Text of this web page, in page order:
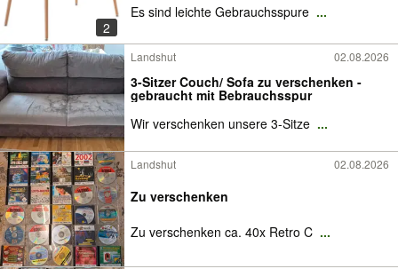
2
Es sind leichte Gebrauchsspure ...
Landshut 02.08.2026
3-Sitzer Couch/ Sofa zu verschenken -
gebraucht mit Bebrauchsspur
Wir verschenken unsere 3-Sitze ...
Landshut 02.08.2026
Zu verschenken
Zu verschenken ca. 40x Retro C ...